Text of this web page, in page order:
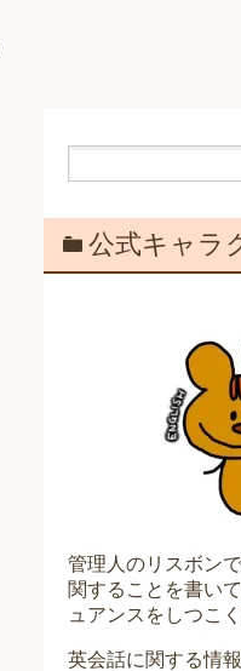
公式キャラ
管理人のリスボン
関することを書い
ュアンスをしつこ
英会話に関する情